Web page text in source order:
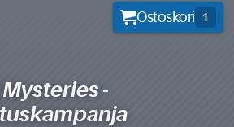
Ostoskori 1
-